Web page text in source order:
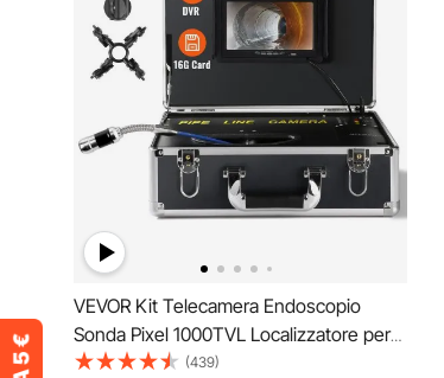
VEVOR Kit Telecamera Endoscopio
Sonda Pixel 1000TVL Localizzatore per
Ispezione di Fognatura Schermo LCD
(439)